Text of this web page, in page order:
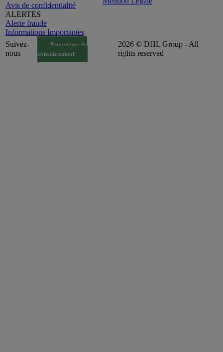
Avis de confidentialité
ALERTES
Alerte fraude
Informations Importantes
Suivez-
nous
Paramètres de
consentement
2026 © DHL Group - All
rights reserved